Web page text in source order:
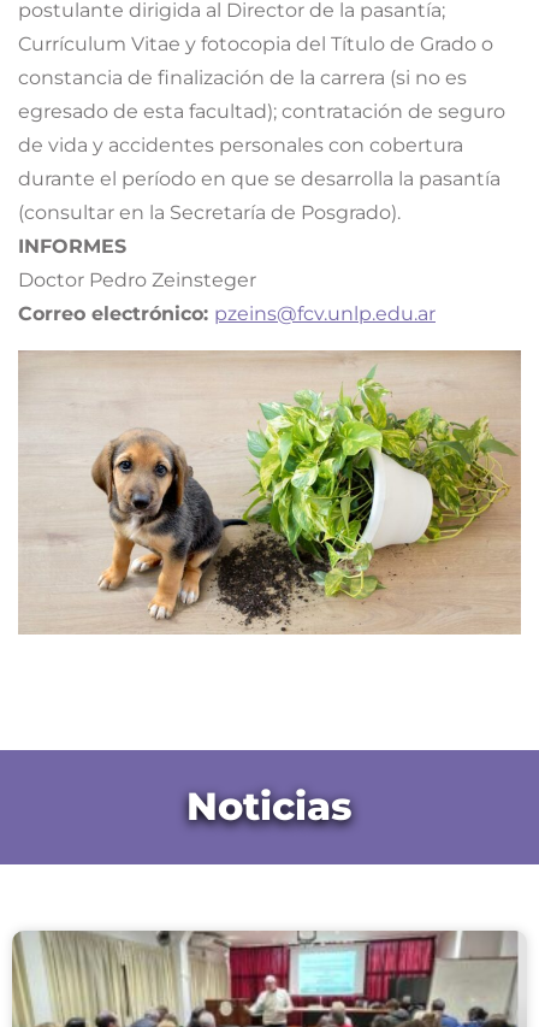
postulante dirigida al Director de la pasantía;
Currículum Vitae y fotocopia del Título de Grado o
constancia de finalización de la carrera (si no es
egresado de esta facultad); contratación de seguro
de vida y accidentes personales con cobertura
durante el período en que se desarrolla la pasantía
(consultar en la Secretaría de Posgrado).
INFORMES
Doctor Pedro Zeinsteger
Correo electrónico: pzeins@fcv.unlp.edu.ar
Noticias